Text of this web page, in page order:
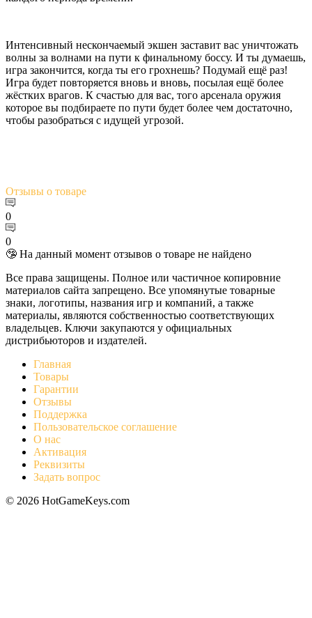
Интенсивный нескончаемый экшен заставит вас уничтожать
волны за волнами на пути к финальному боссу. И ты думаешь,
игра закончится, когда ты его грохнешь? Подумай ещё раз!
Игра будет повторяется вновь и вновь, посылая ещё более
жёстких врагов. К счастью для вас, того арсенала оружия
которое вы подбираете по пути будет более чем достаточно,
чтобы разобраться с идущей угрозой.
Отзывы о товаре
0
0
🤥 На данный момент отзывов о товаре не найдено
Все права защищены. Полное или частичное копировние
материалов сайта запрещено. Все упомянутые товарные
знаки, логотипы, названия игр и компаний, а также
материалы, являются собственностью соответствующих
владельцев. Ключи закупаются у официальных
дистрибьюторов и издателей.
Главная
Товары
Гарантии
Отзывы
Поддержка
Пользовательское соглашение
О нас
Активация
Реквизиты
Задать вопрос
© 2026 HotGameKeys.com